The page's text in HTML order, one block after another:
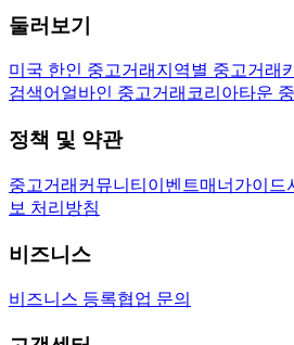
둘러보기
미국 한인 중고거래 지역별 중고거래
검색어 얼바인 중고거래 코리아타운
정책 및 약관
중고거래 커뮤니티 이벤트매너가이드
보 처리방침
비즈니스
비즈니스 등록협업 문의